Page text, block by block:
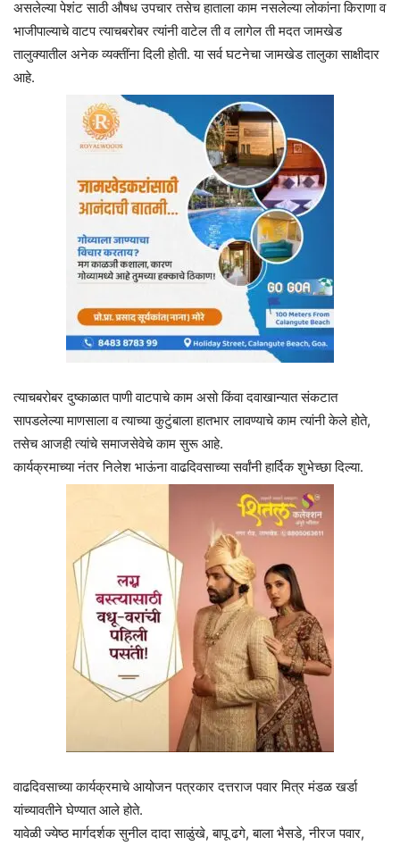
असलेल्या पेशंट साठी औषध उपचार तसेच हाताला काम नसलेल्या लोकांना किराणा व
भाजीपाल्याचे वाटप त्याचबरोबर त्यांनी वाटेल ती व लागेल ती मदत जामखेड
तालुक्यातील अनेक व्यक्तींना दिली होती. या सर्व घटनेचा जामखेड तालुका साक्षीदार
आहे.
त्याचबरोबर दुष्काळात पाणी वाटपाचे काम असो किंवा दवाखान्यात संकटात
सापडलेल्या माणसाला व त्याच्या कुटुंबाला हातभार लावण्याचे काम त्यांनी केले होते,
तसेच आजही त्यांचे समाजसेवेचे काम सुरू आहे.
कार्यक्रमाच्या नंतर निलेश भाऊंना वाढदिवसाच्या सर्वांनी हार्दिक शुभेच्छा दिल्या.
वाढदिवसाच्या कार्यक्रमाचे आयोजन पत्रकार दत्तराज पवार मित्र मंडळ खर्डा
यांच्यावतीने घेण्यात आले होते.
यावेळी ज्येष्ठ मार्गदर्शक सुनील दादा साळुंखे, बापू ढगे, बाला भैसडे, नीरज पवार,